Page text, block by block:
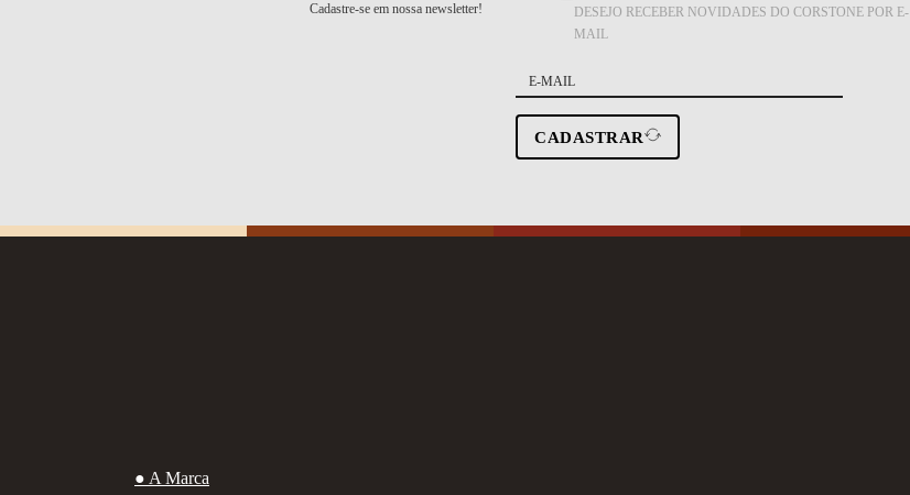
Cadastre-se em nossa newsletter!
DESEJO RECEBER NOVIDADES DO CORSTONE POR E-
MAIL
CADASTRAR
● A Marca